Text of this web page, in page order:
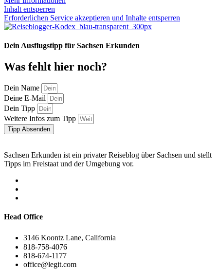
Inhalt entsperren
Erforderlichen Service akzeptieren und Inhalte entsperren
Dein Ausflugstipp für Sachsen Erkunden
Was fehlt hier noch?
Dein Name
Deine E-Mail
Dein Tipp
Weitere Infos zum Tipp
Tipp Absenden
Sachsen Erkunden ist ein privater Reiseblog über Sachsen und stellt
Tipps im Freistaat und der Umgebung vor.
Head Office
3146 Koontz Lane, California
818-758-4076
818-674-1177
office@legit.com